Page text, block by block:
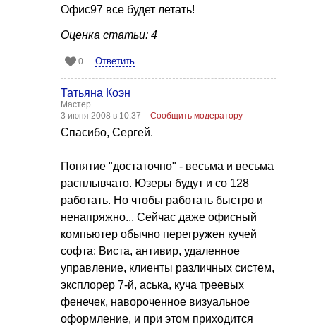
Офис97 все будет летать!
Оценка статьи: 4
0 Ответить
Татьяна Коэн
Мастер
3 июня 2008 в 10:37
Сообщить модератору
Спасибо, Сергей.
Понятие "достаточно" - весьма и весьма
расплывчато. Юзеры будут и со 128
работать. Но чтобы работать быстро и
ненапряжно... Сейчас даже офисный
компьютер обычно перегружен кучей
софта: Виста, антивир, удаленное
управление, клиенты различных систем,
эксплорер 7-й, аська, куча треевых
фенечек, навороченное визуальное
оформление, и при этом приходится